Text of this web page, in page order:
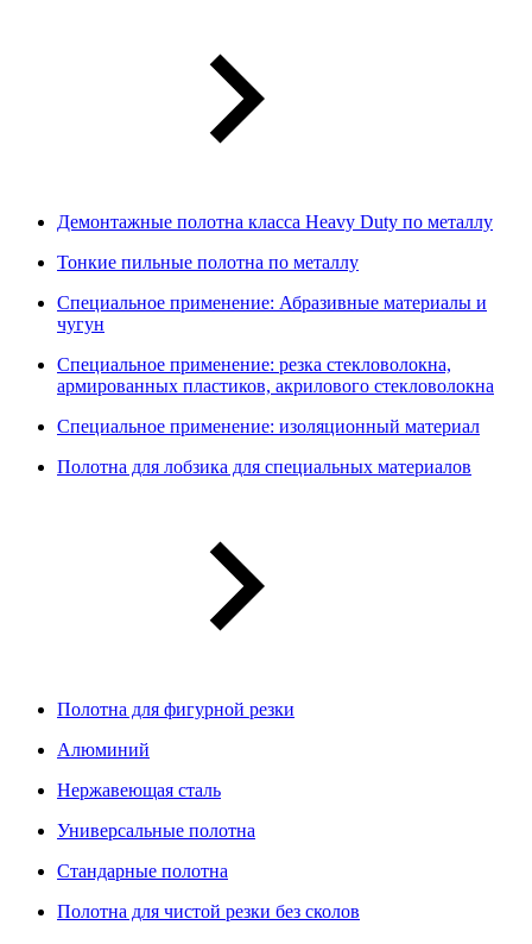
Демонтажные полотна класса Heavy Duty по металлу
Тонкие пильные полотна по металлу
Специальное применение: Абразивные материалы и
чугун
Специальное применение: резка стекловолокна,
армированных пластиков, акрилового стекловолокна
Специальное применение: изоляционный материал
Полотна для лобзика для специальных материалов
Полотна для фигурной резки
Алюминий
Нержавеющая сталь
Универсальные полотна
Стандарные полотна
Полотна для чистой резки без сколов